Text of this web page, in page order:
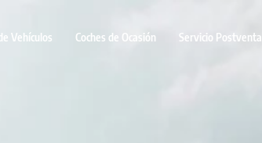
Vehículos Coches de Ocasión Servicio Postventa